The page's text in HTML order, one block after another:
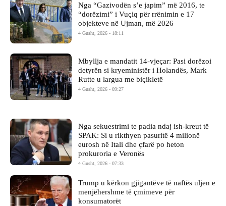
Nga “Gazivodën s’e japim” më 2016, te
“dorëzimi” i Vuçiq për rrënimin e 17
objekteve në Ujman, më 2026
4 Gusht, 2026 - 18:11
Mbyllja e mandatit 14-vjeçar: Pasi dorëzoi
detyrën si kryeministër i Holandës, Mark
Rutte u largua me biçikletë
4 Gusht, 2026 - 09:27
Nga sekuestrimi te padia ndaj ish-kreut të
SPAK: Si u rikthyen pasuritë 4 milionë
eurosh në Itali dhe çfarë po heton
prokuroria e Veronës
4 Gusht, 2026 - 07:33
Trump u kërkon gjigantëve të naftës uljen e
menjëhershme të çmimeve për
konsumatorët